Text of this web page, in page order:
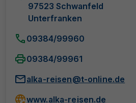
97523 Schwanfeld
Unterfranken
09384/99960
09384/99961
alka-reisen@t-online.de
www.alka-reisen.de